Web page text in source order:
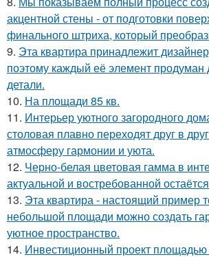
акцентной стены - от подготовки
финального штриха, который
9. Эта квартира принадлежит
поэтому каждый её элемент
детали.
10. На площади 85 кв.
11. Интерьер уютного загородного
столовая плавно переходят друг в
атмосферу гармонии и уюта.
12. Черно-белая цветовая гамма в
актуальной и востребованной
13. Эта квартира - настоящий пример
небольшой площади можно создать
уютное пространство.
14. Инвестиционный проект площадью